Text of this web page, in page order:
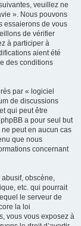
veuillez ne
». Nous pouvons
essaierons de vous
de vérifier
à participer à
aient été
des conditions
par « logiciel
de discussions
qui peut être
a pour seul but
peut en aucun cas
que nous
concernant
obscène,
etc. qui pourrait
le serveur de
la loi
vous vous exposez à